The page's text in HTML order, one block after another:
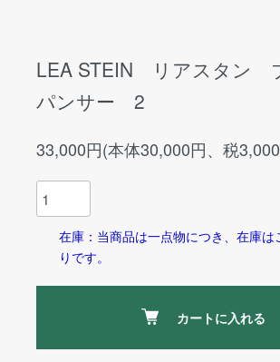
LEA STEIN リアスタン
パンサー 2
33,000円(本体30,000円、税
在庫：当商品は一点物につき、在庫は
りです。
カートに入れる